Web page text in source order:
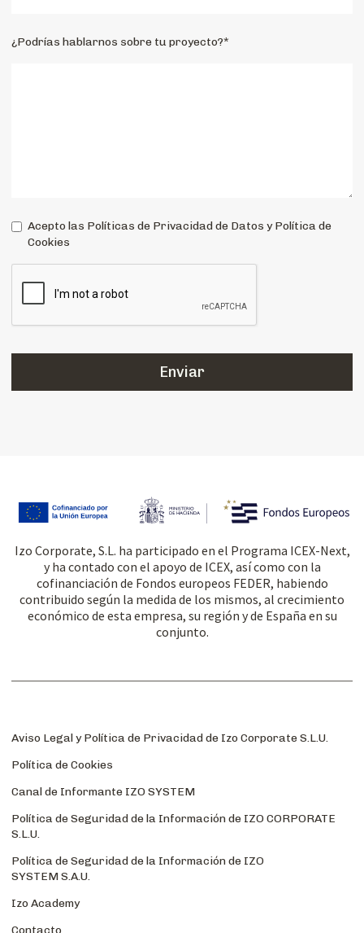
¿Podrías hablarnos sobre tu proyecto?*
Acepto las Políticas de Privacidad de Datos y Política de
Cookies
Izo Corporate, S.L. ha participado en el Programa ICEX-Next,
y ha contado con el apoyo de ICEX, así como con la
cofinanciación de Fondos europeos FEDER, habiendo
contribuido según la medida de los mismos, al crecimiento
económico de esta empresa, su región y de España en su
conjunto.
Aviso Legal y Política de Privacidad de Izo Corporate S.L.U.
Política de Cookies
Canal de Informante IZO SYSTEM
Política de Seguridad de la Información de IZO CORPORATE
S.L.U.
Política de Seguridad de la Información de IZO
SYSTEM S.A.U.
Izo Academy
Contacto